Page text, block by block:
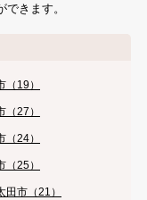
きます。
（19）
（27）
（24）
（25）
田市（21）